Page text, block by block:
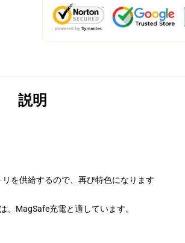
説明
を供給するので、再び特色になります
MagSafe充電と適しています。